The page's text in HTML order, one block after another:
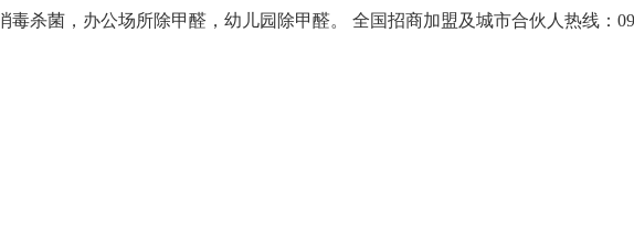
杀菌，办公场所除甲醛，幼儿园除甲醛。 全国招商加盟及城市合伙人热线：